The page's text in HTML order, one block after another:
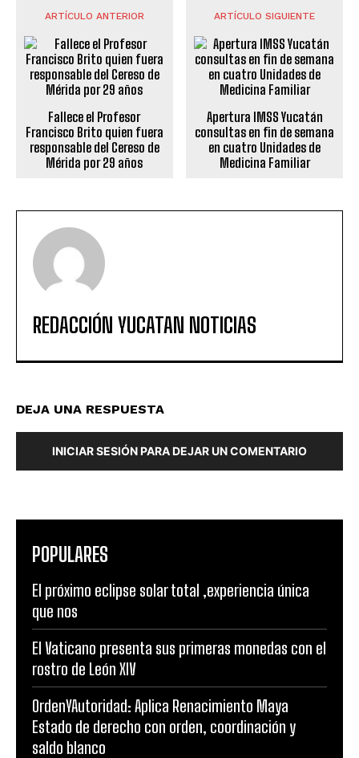
ARTÍCULO ANTERIOR
Fallece el Profesor
Francisco Brito quien fuera
responsable del Cereso de
Mérida por 29 años
ARTÍCULO SIGUIENTE
Apertura IMSS Yucatán
consultas en fin de semana
en cuatro Unidades de
Medicina Familiar
REDACCIÓN YUCATAN NOTICIAS
DEJA UNA RESPUESTA
INICIAR SESIÓN PARA DEJAR UN COMENTARIO
POPULARES
El próximo eclipse solar total ,experiencia única
que nos
El Vaticano presenta sus primeras monedas con el
rostro de León XIV
OrdenYAutoridad: Aplica Renacimiento Maya
Estado de derecho con orden, coordinación y
saldo blanco